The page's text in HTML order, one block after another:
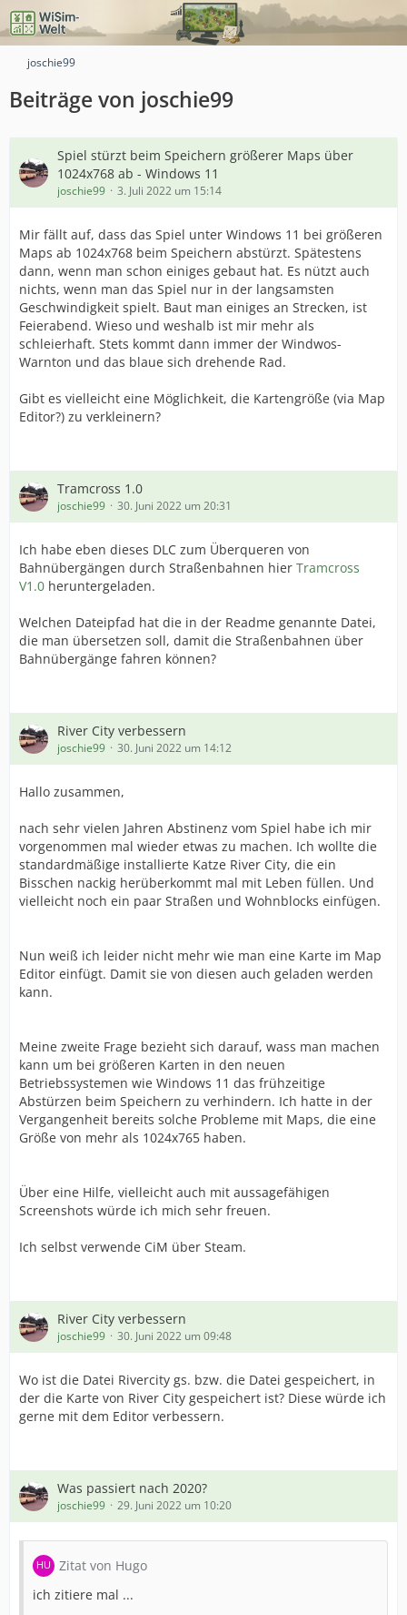
joschie99
Beiträge von joschie99
Spiel stürzt beim Speichern größerer Maps über
1024x768 ab - Windows 11
joschie99 3. Juli 2022 um 15:14
Mir fällt auf, dass das Spiel unter Windows 11 bei größeren
Maps ab 1024x768 beim Speichern abstürzt. Spätestens
dann, wenn man schon einiges gebaut hat. Es nützt auch
nichts, wenn man das Spiel nur in der langsamsten
Geschwindigkeit spielt. Baut man einiges an Strecken, ist
Feierabend. Wieso und weshalb ist mir mehr als
schleierhaft. Stets kommt dann immer der Windwos-
Warnton und das blaue sich drehende Rad.
Gibt es vielleicht eine Möglichkeit, die Kartengröße (via Map
Editor?) zu verkleinern?
Tramcross 1.0
joschie99 30. Juni 2022 um 20:31
Ich habe eben dieses DLC zum Überqueren von
Bahnübergängen durch Straßenbahnen hier Tramcross
V1.0 heruntergeladen.
Welchen Dateipfad hat die in der Readme genannte Datei,
die man übersetzen soll, damit die Straßenbahnen über
Bahnübergänge fahren können?
River City verbessern
joschie99 30. Juni 2022 um 14:12
Hallo zusammen,
nach sehr vielen Jahren Abstinenz vom Spiel habe ich mir
vorgenommen mal wieder etwas zu machen. Ich wollte die
standardmäßige installierte Katze River City, die ein
Bisschen nackig herüberkommt mal mit Leben füllen. Und
vielleicht noch ein paar Straßen und Wohnblocks einfügen.
Nun weiß ich leider nicht mehr wie man eine Karte im Map
Editor einfügt. Damit sie von diesen auch geladen werden
kann.
Meine zweite Frage bezieht sich darauf, wass man machen
kann um bei größeren Karten in den neuen
Betriebssystemen wie Windows 11 das frühzeitige
Abstürzen beim Speichern zu verhindern. Ich hatte in der
Vergangenheit bereits solche Probleme mit Maps, die eine
Größe von mehr als 1024x765 haben.
Über eine Hilfe, vielleicht auch mit aussagefähigen
Screenshots würde ich mich sehr freuen.
Ich selbst verwende CiM über Steam.
River City verbessern
joschie99 30. Juni 2022 um 09:48
Wo ist die Datei Rivercity gs. bzw. die Datei gespeichert, in
der die Karte von River City gespeichert ist? Diese würde ich
gerne mit dem Editor verbessern.
Was passiert nach 2020?
joschie99 29. Juni 2022 um 10:20
Zitat von Hugo
ich zitiere mal ...